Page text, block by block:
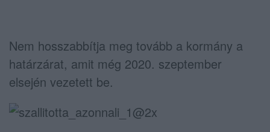
Nem hosszabbítja meg tovább a kormány a
határzárat, amit még 2020. szeptember
elsején vezetett be.